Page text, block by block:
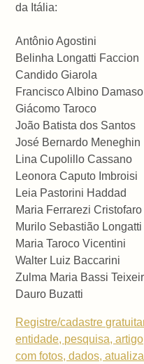
da Itália:
Antônio Agostini
Belinha Longatti Faccion
Candido Giarola
Francisco Albino Damaso
Giácomo Taroco
João Batista dos Santos
José Bernardo Meneghin
Lina Cupolillo Cassano
Leonora Caputo Imbroisi
Leia Pastorini Haddad
Maria Ferrarezi Cristofaro
Murilo Sebastião Longatti
Maria Taroco Vicentini
Walter Luiz Baccarini
Zulma Maria Bassi
Dauro Buzatti
Registre/cadastre
entidade, pesquisa,
com fotos, dados,